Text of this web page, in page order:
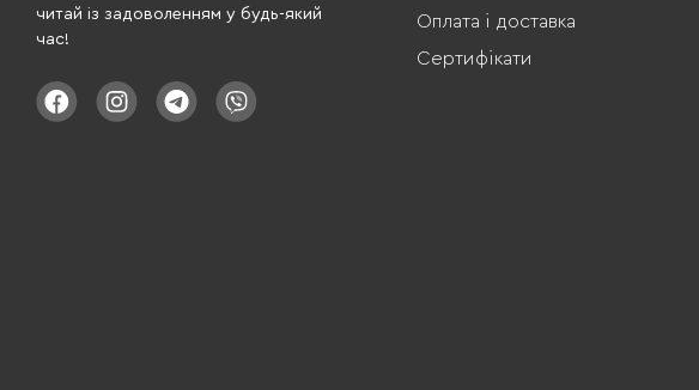
читай із задоволенням у будь-який
час!
Оплата і доставка
Сертифікати